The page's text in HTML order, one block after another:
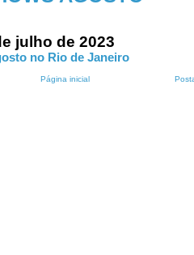
julho de 2023
no Rio de Janeiro
Página inicial